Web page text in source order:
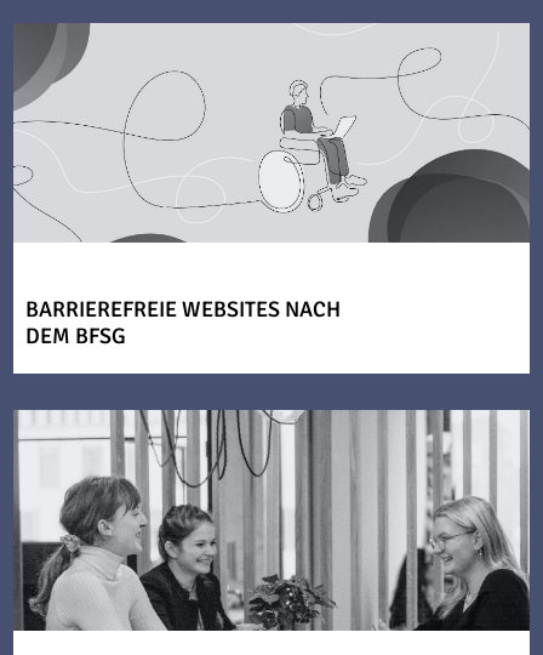
BARRIEREFREIE WEBSITES NACH
DEM BFSG